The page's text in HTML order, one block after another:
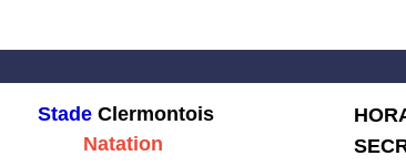
Stade Clermontois
Natation